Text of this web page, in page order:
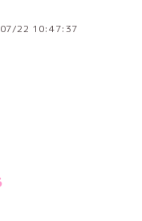
22 10:47:37